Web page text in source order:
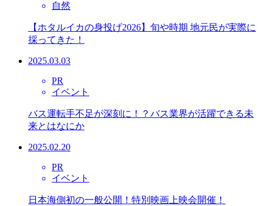
自然
【ホタルイカの身投げ2026】旬や時期 地元民が実際に
採ってきた！
2025.03.03
PR
イベント
バス運転手不足が深刻に！？バス業界が活躍できる未
来とはなにか
2025.02.20
PR
イベント
日本海側初の一般公開！特別映画上映会開催！